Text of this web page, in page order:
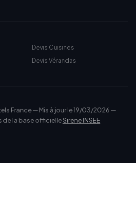
Devis Cuisines
Devis Vérandas
France — Mis à jour le 19/03/2026 —
de la base officielleSirene INSEE